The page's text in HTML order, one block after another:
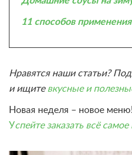
11 способов
Нравятся наши статьи?
и ищите вкусные и
Новая неделя – новое
Успейте заказать всё